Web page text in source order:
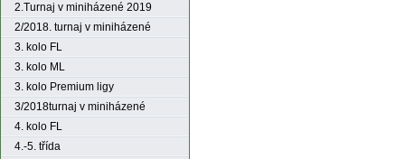
2.Turnaj v miniházené 2019
2/2018. turnaj v miniházené
3. kolo FL
3. kolo ML
3. kolo Premium ligy
3/2018turnaj v miniházené
4. kolo FL
4.-5. třída